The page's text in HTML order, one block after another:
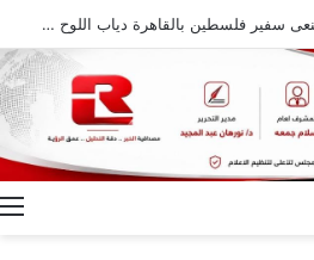
اتحاد المهندسين العرب ينعى سفير فلسطين بالقاهرة دياب اللوح ويشيد بمسيرته الوطنية والدبلوماسية